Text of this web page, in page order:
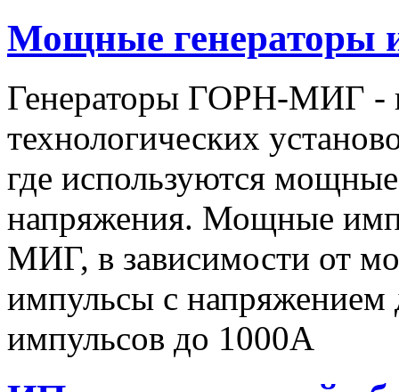
Мощные
Генераторы ГОРН-МИГ -
технологических
где используются
напряжения. Мощные
МИГ, в зависимости от
импульсы c
импульсов до 1000А